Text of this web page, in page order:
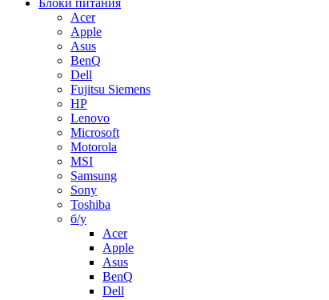
Acer
Apple
Asus
BenQ
Dell
Fujitsu Siemens
HP
Lenovo
Microsoft
Motorola
MSI
Samsung
Sony
Toshiba
б/у
Acer
Apple
Asus
BenQ
Dell